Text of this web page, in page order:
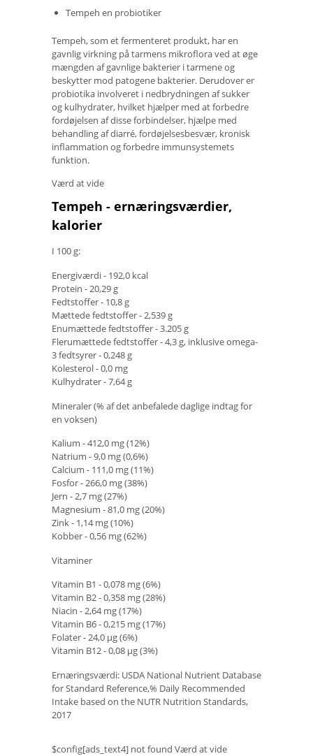
Tempeh en probiotiker
Tempeh, som et fermenteret produkt, har en
gavnlig virkning på tarmens mikroflora ved at øge
mængden af ​​gavnlige bakterier i tarmene og
beskytter mod patogene bakterier. Derudover er
probiotika involveret i nedbrydningen af ​​sukker
og kulhydrater, hvilket hjælper med at forbedre
fordøjelsen af ​​disse forbindelser, hjælpe med
behandling af diarré, fordøjelsesbesvær, kronisk
inflammation og forbedre immunsystemets
funktion.
Værd at vide
Tempeh - ernæringsværdier,
kalorier
I 100 g:
Energiværdi - 192,0 kcal
Protein - 20,29 g
Fedtstoffer - 10,8 g
Mættede fedtstoffer - 2,539 g
Enumættede fedtstoffer - 3.205 g
Flerumættede fedtstoffer - 4,3 g, inklusive omega-
3 fedtsyrer - 0,248 g
Kolesterol - 0,0 mg
Kulhydrater - 7,64 g
Mineraler (% af det anbefalede daglige indtag for
en voksen)
Kalium - 412,0 mg (12%)
Natrium - 9,0 mg (0,6%)
Calcium - 111,0 mg (11%)
Fosfor - 266,0 mg (38%)
Jern - 2,7 mg (27%)
Magnesium - 81,0 mg (20%)
Zink - 1,14 mg (10%)
Kobber - 0,56 mg (62%)
Vitaminer
Vitamin B1 - 0,078 mg (6%)
Vitamin B2 - 0,358 mg (28%)
Niacin - 2,64 mg (17%)
Vitamin B6 - 0,215 mg (17%)
Folater - 24,0 µg (6%)
Vitamin B12 - 0,08 µg (3%)
Ernæringsværdi: USDA National Nutrient Database
for Standard Reference,% Daily Recommended
Intake based on the NUTR Nutrition Standards,
2017
$config[ads_text4] not found Værd at vide